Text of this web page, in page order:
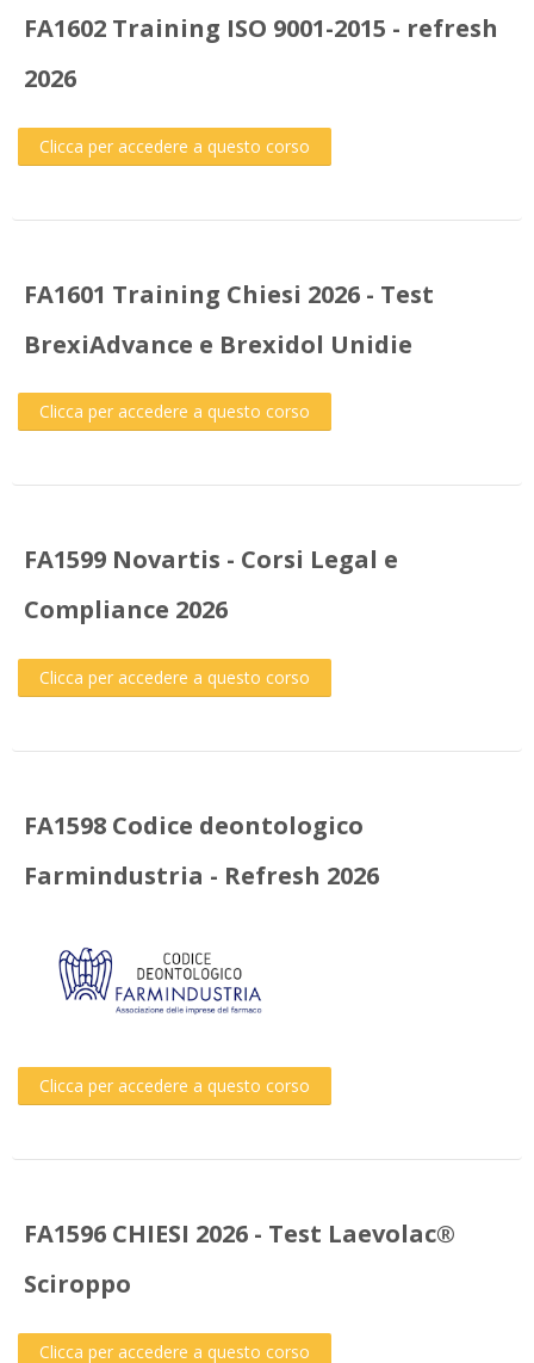
FA1602 Training ISO 9001-2015 - refresh
2026
Clicca per accedere a questo corso
FA1601 Training Chiesi 2026 - Test
BrexiAdvance e Brexidol Unidie
Clicca per accedere a questo corso
FA1599 Novartis - Corsi Legal e
Compliance 2026
Clicca per accedere a questo corso
FA1598 Codice deontologico
Farmindustria - Refresh 2026
Clicca per accedere a questo corso
FA1596 CHIESI 2026 - Test Laevolac®
Sciroppo
Clicca per accedere a questo corso